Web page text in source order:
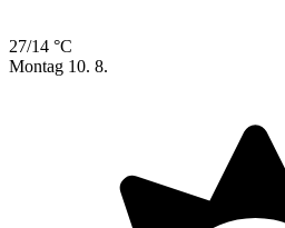
27/14 °C
Montag 10. 8.